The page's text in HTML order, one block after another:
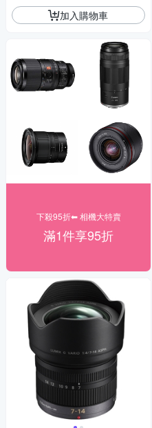
加入購物車
下殺95折⬅︎ 相機大特賣
滿1件享95折